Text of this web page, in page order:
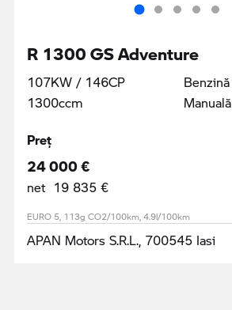
R 1300 GS Adventure
107KW / 146CP
1300ccm
Benzină
Manuală
Preţ
24 000 €
net 19 835 €
EURO 5, 113g CO2/100km, 4.9l/100km
APAN Motors S.R.L., 700545 Iasi